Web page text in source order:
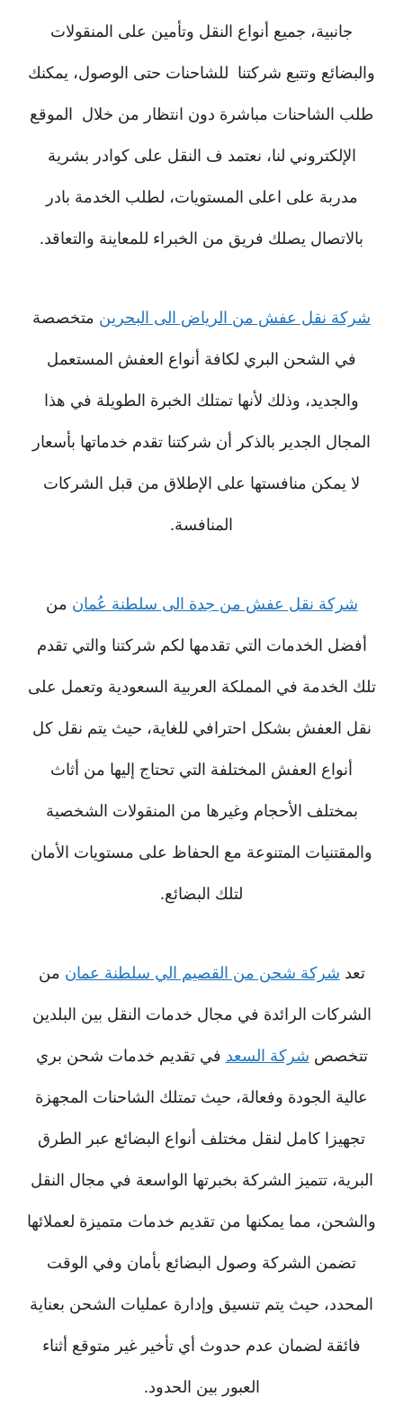
جانبية، جميع أنواع النقل وتأمين على المنقولات
والبضائع وتتبع شركتنا للشاحنات حتى الوصول، يمكنك
طلب الشاحنات مباشرة دون انتظار من خلال الموقع
الإلكتروني لنا، نعتمد ف النقل على كوادر بشرية
مدربة على اعلى المستويات، لطلب الخدمة بادر
بالاتصال يصلك فريق من الخبراء للمعاينة والتعاقد.
شركة نقل عفش من الرياض الى البحرين متخصصة
في الشحن البري لكافة أنواع العفش المستعمل
والجديد، وذلك لأنها تمتلك الخبرة الطويلة في هذا
المجال الجدير بالذكر أن شركتنا تقدم خدماتها بأسعار
لا يمكن منافستها على الإطلاق من قبل الشركات
المنافسة.
شركة نقل عفش من جدة الى سلطنة عُمان من
أفضل الخدمات التي تقدمها لكم شركتنا والتي تقدم
تلك الخدمة في المملكة العربية السعودية وتعمل على
نقل العفش بشكل احترافي للغاية، حيث يتم نقل كل
أنواع العفش المختلفة التي تحتاج إليها من أثاث
بمختلف الأحجام وغيرها من المنقولات الشخصية
والمقتنيات المتنوعة مع الحفاظ على مستويات الأمان
لتلك البضائع.
تعد شركة شحن من القصيم الي سلطنة عمان من
الشركات الرائدة في مجال خدمات النقل بين البلدين
تتخصص شركة السعد في تقديم خدمات شحن بري
عالية الجودة وفعالة، حيث تمتلك الشاحنات المجهزة
تجهيزا كامل لنقل مختلف أنواع البضائع عبر الطرق
البرية، تتميز الشركة بخبرتها الواسعة في مجال النقل
والشحن، مما يمكنها من تقديم خدمات متميزة لعملائها
تضمن الشركة وصول البضائع بأمان وفي الوقت
المحدد، حيث يتم تنسيق وإدارة عمليات الشحن بعناية
فائقة لضمان عدم حدوث أي تأخير غير متوقع أثناء
العبور بين الحدود.